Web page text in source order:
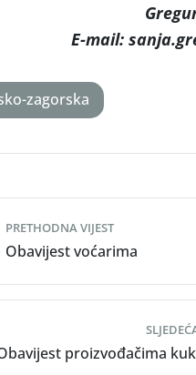
E-mail:
zagorska
PRETHODNA VIJEST
Obavijest voćarima
proizvođačima